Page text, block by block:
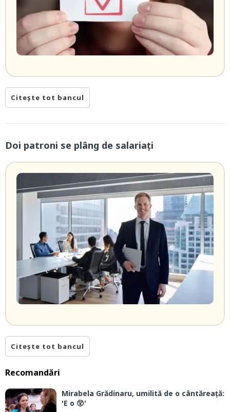
Citește tot bancul
Doi patroni se plâng de salariați
Citește tot bancul
Recomandări
Mirabela Grădinaru, umilită de o cântăreață:
'E o 😲'